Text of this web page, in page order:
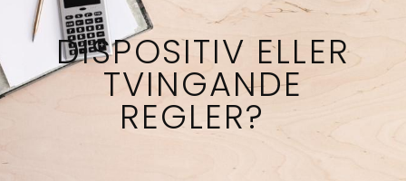
DISPOSITIV ELLER
TVINGANDE
REGLER?